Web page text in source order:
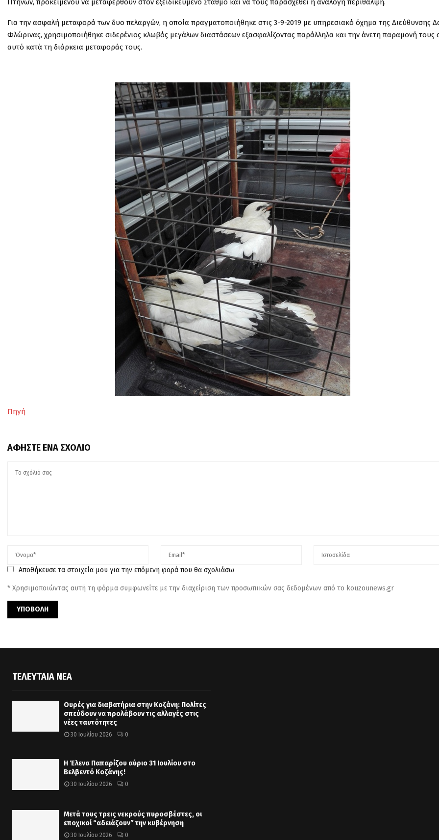
Για την ασφαλή μεταφορά των δυο πελαργών, η οποία πραγματοποιήθηκε στις 3-9-2019 με υπηρεσιακό όχημα της Διεύθυνσης
Φλώρινας, χρησιμοποιήθηκε σιδερένιος κλωβός μεγάλων διαστάσεων εξασφαλίζοντας παράλληλα και την άνετη παραμονή τους
αυτό κατά τη διάρκεια μεταφοράς τους.
Πηγή
ΑΦΉΣΤΕ ΈΝΑ ΣΧΌΛΙΟ
Αποθήκευσε τα στοιχεία μου για την επόμενη φορά που θα σχολιάσω
* Χρησιμοποιώντας αυτή τη φόρμα συμφωνείτε με την διαχείριση των προσωπικών σας δεδομένων από το kouzounews.gr
ΤΕΛΕΥΤΑΊΑ ΝΈΑ
Ουρές για διαβατήρια στην Κοζάνη: Πολίτες
σπεύδουν να προλάβουν τις αλλαγές στις
νέες ταυτότητες
30 Ιουλίου 2026 0
Η Έλενα Παπαρίζου αύριο 31 Ιουλίου στο
Βελβεντό Κοζάνης!
30 Ιουλίου 2026 0
Μετά τους τρεις νεκρούς πυροσβέστες, οι
εποχικοί “αδειάζουν” την κυβέρνηση
30 Ιουλίου 2026 0